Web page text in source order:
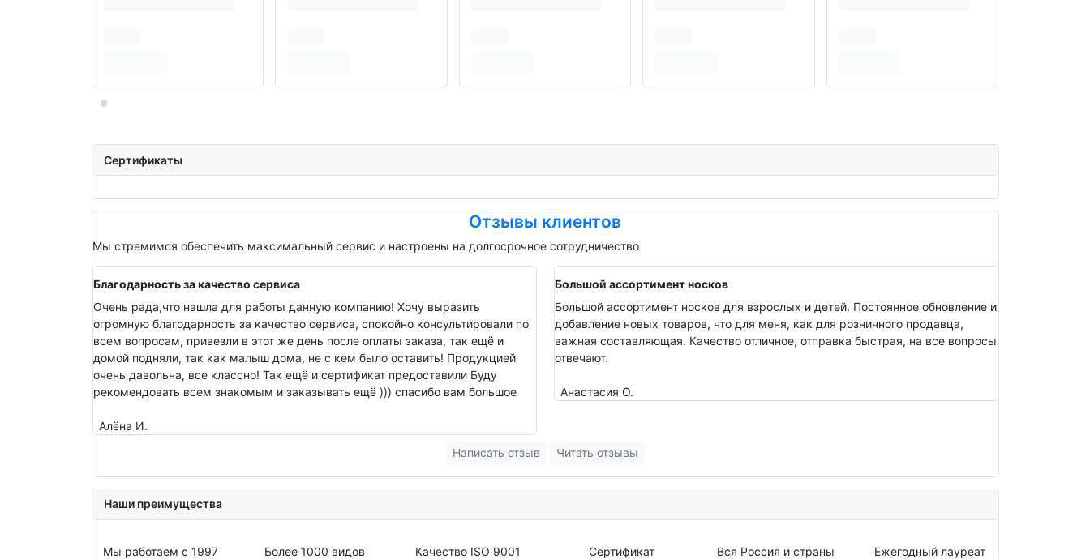
Сертификаты
Отзывы клиентов
Мы стремимся обеспечить максимальный сервис и настроены на долгосрочное сотрудничество
Благодарность за качество сервиса
Очень рада,что нашла для работы данную компанию! Хочу выразить
огромную благодарность за качество сервиса, спокойно консультировали по
всем вопросам, привезли в этот же день после оплаты заказа, так ещё и
домой подняли, так как малыш дома, не с кем было оставить! Продукцией
очень давольна, все классно! Так ещё и сертификат предоставили Буду
рекомендовать всем знакомым и заказывать ещё ))) спасибо вам большое
Алёна И.
Большой ассортимент носков
Большой ассортимент носков для взрослых и детей. Постоянное обновление и
добавление новых товаров, что для меня, как для розничного продавца,
важная составляющая. Качество отличное, отправка быстрая, на все вопросы
отвечают.
Анастасия О.
Написать отзыв Читать отзывы
Наши преимущества
Мы работаем с 1997 Более 1000 видов Качество ISO 9001 Сертификат Вся Россия и страны Ежегодный лауреат